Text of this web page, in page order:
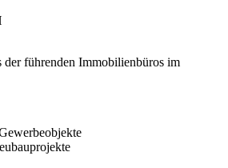
der führenden Immobilienbüros im